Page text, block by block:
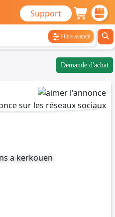
Support
Filtre avancé
Demande d'achat